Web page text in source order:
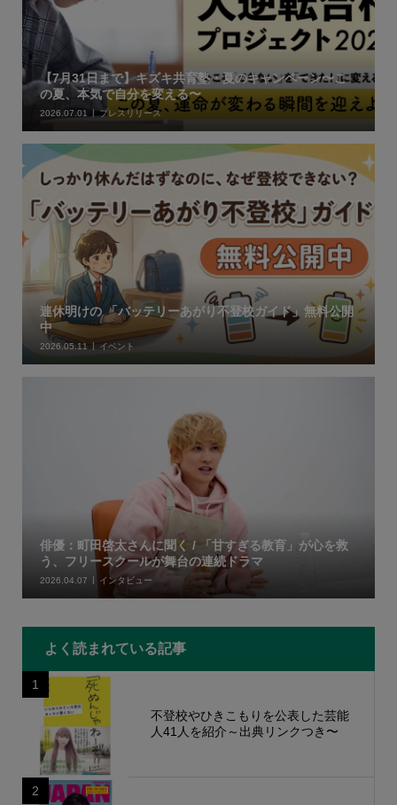
【7月31日まで】キズキ共育塾・夏のキャンペーン〜こ
の夏、本気で自分を変える〜
2026.07.01 プレスリリース
連休明けの 「バッテリーあがり不登校ガイド」無料公開
中
2026.05.11 イベント
俳優：町田啓太さんに聞く / 「甘すぎる教育」が心を救
う、フリースクールが舞台の連続ドラマ
2026.04.07 インタビュー
よく読まれている記事
1
不登校やひきこもりを公表した芸能
人41人を紹介～出典リンクつき〜
2